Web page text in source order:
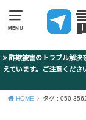
MENU
詐欺被害のトラブル解決
えています。ご注意く
HOME タグ : 050-